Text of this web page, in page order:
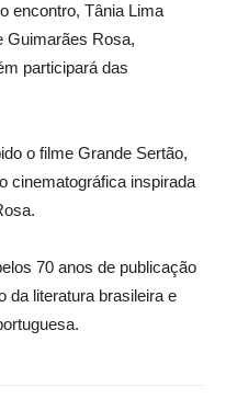
encontro, Tânia Lima
Guimarães Rosa,
participará das
o filme Grande Sertão,
cinematográfica inspirada
70 anos de publicação
da literatura brasileira e